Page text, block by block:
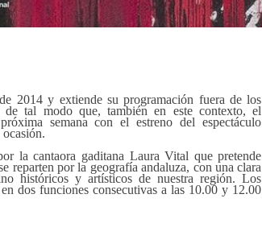
2014 y extiende su programación fuera de los
de tal modo que, también en este contexto, el
semana con el estreno del espectáculo
la cantaora gaditana Laura Vital que pretende
reparten por la geografía andaluza, con una clara
históricos y artísticos de nuestra región. Los
dos funciones consecutivas a las 10.00 y 12.00